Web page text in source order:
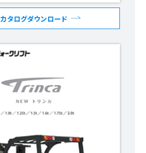
カタログダウンロード